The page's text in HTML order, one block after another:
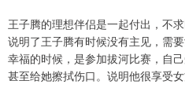
王子腾的理想伴侣是一起付出，不
说明了王子腾有时候没有主见，需
幸福的时候，是参加拔河比赛，自
甚至给她擦拭伤口。说明他很享受女